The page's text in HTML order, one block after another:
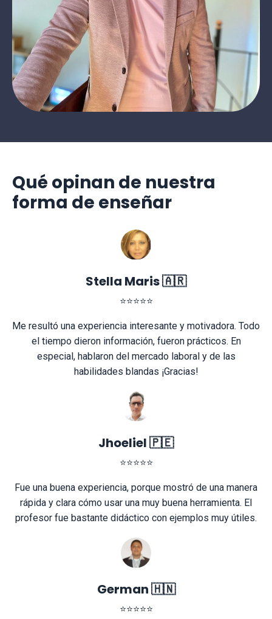
Qué opinan de nuestra
forma de enseñar
Stella Maris 🇦🇷
⭐⭐⭐⭐⭐
Me resultó una experiencia interesante y motivadora. Todo
el tiempo dieron información, fueron prácticos. En
especial, hablaron del mercado laboral y de las
habilidades blandas ¡Gracias!
Jhoeliel 🇵🇪
⭐⭐⭐⭐⭐
Fue una buena experiencia, porque mostró de una manera
rápida y clara cómo usar una muy buena herramienta. El
profesor fue bastante didáctico con ejemplos muy útiles.
German 🇭🇳
⭐⭐⭐⭐⭐